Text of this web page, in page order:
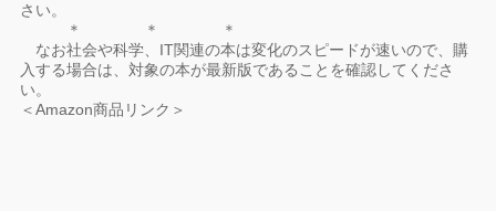
さい。
＊ ＊ ＊
なお社会や科学、IT関連の本は変化のスピードが速いので、購
入する場合は、対象の本が最新版であることを確認してくださ
い。
＜Amazon商品リンク＞